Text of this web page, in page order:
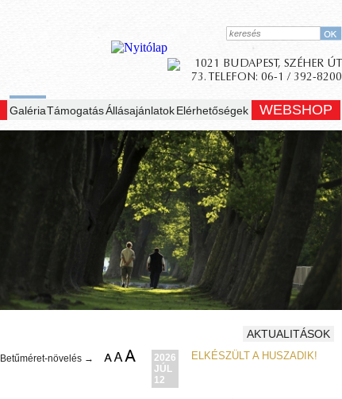
GalériaTámogatásÁllásajánlatok Elérhetőségek WEBSHOP
Betűméret-növelés →
AKTUALITÁSOK
2026
JÚL
12
ELKÉSZÜLT A HUSZADIK!